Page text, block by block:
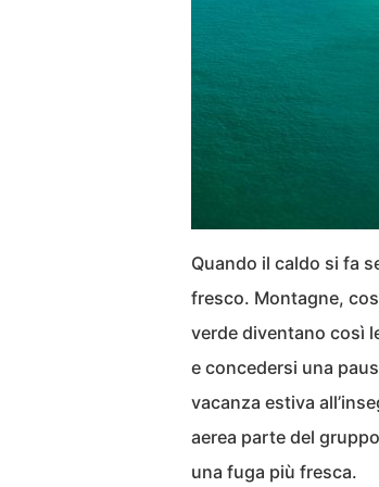
Quando il caldo si fa
fresco. Montagne,
verde diventano così
e concedersi una
vacanza estiva
aerea parte del
una fuga più fresca.